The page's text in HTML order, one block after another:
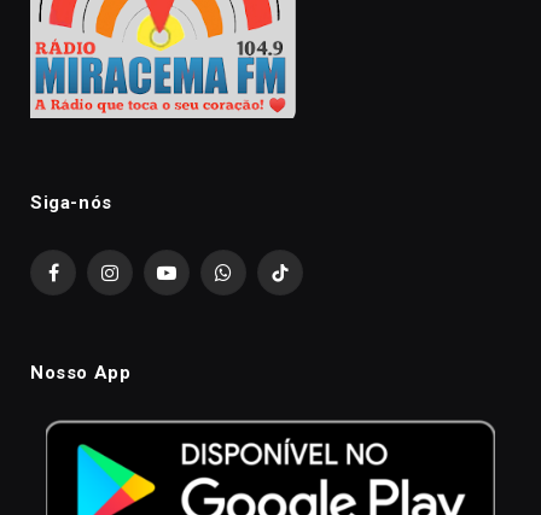
Siga-nós
FacebookInstagramYouTubeWhatsAppTikTok
Nosso App